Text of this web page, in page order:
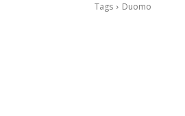
Tags Duomo